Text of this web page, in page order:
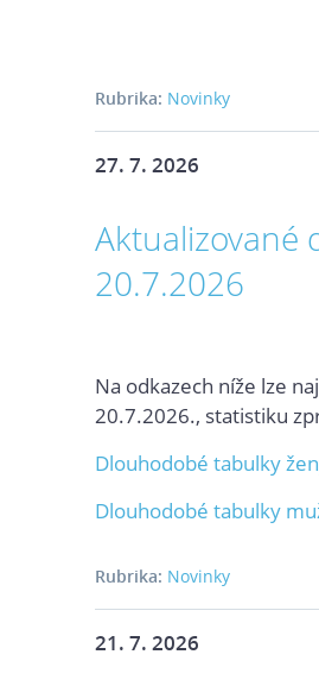
Rubrika: Novinky
27. 7. 2026
Aktualizované
20.7.2026
Na odkazech níže lze
20.7.2026., statistiku
Dlouhodobé tabulky
Dlouhodobé tabulky
Rubrika: Novinky
21. 7. 2026